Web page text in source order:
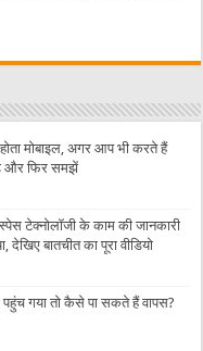
मोबाइल, अगर आप भी करते हैं
और फिर समझें
टेक्नोलॉजी के काम की जानकारी
देखिए बातचीत का पूरा वीडियो
गया तो कैसे पा सकते हैं वापस?